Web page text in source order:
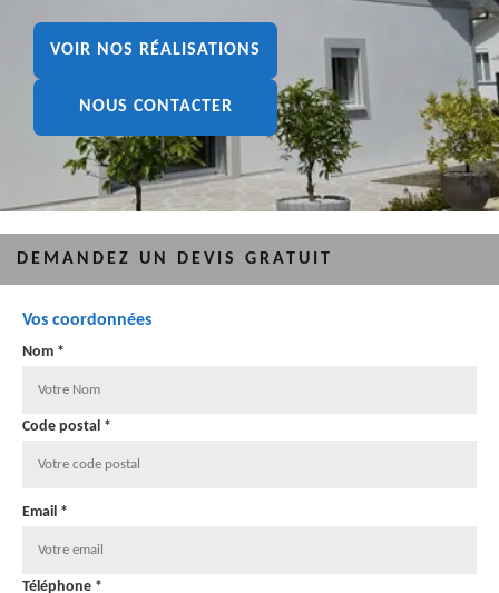
VOIR NOS RÉALISATIONS
NOUS CONTACTER
DEMANDEZ UN DEVIS GRATUIT
Vos coordonnées
Nom *
Code postal *
Email *
Téléphone *